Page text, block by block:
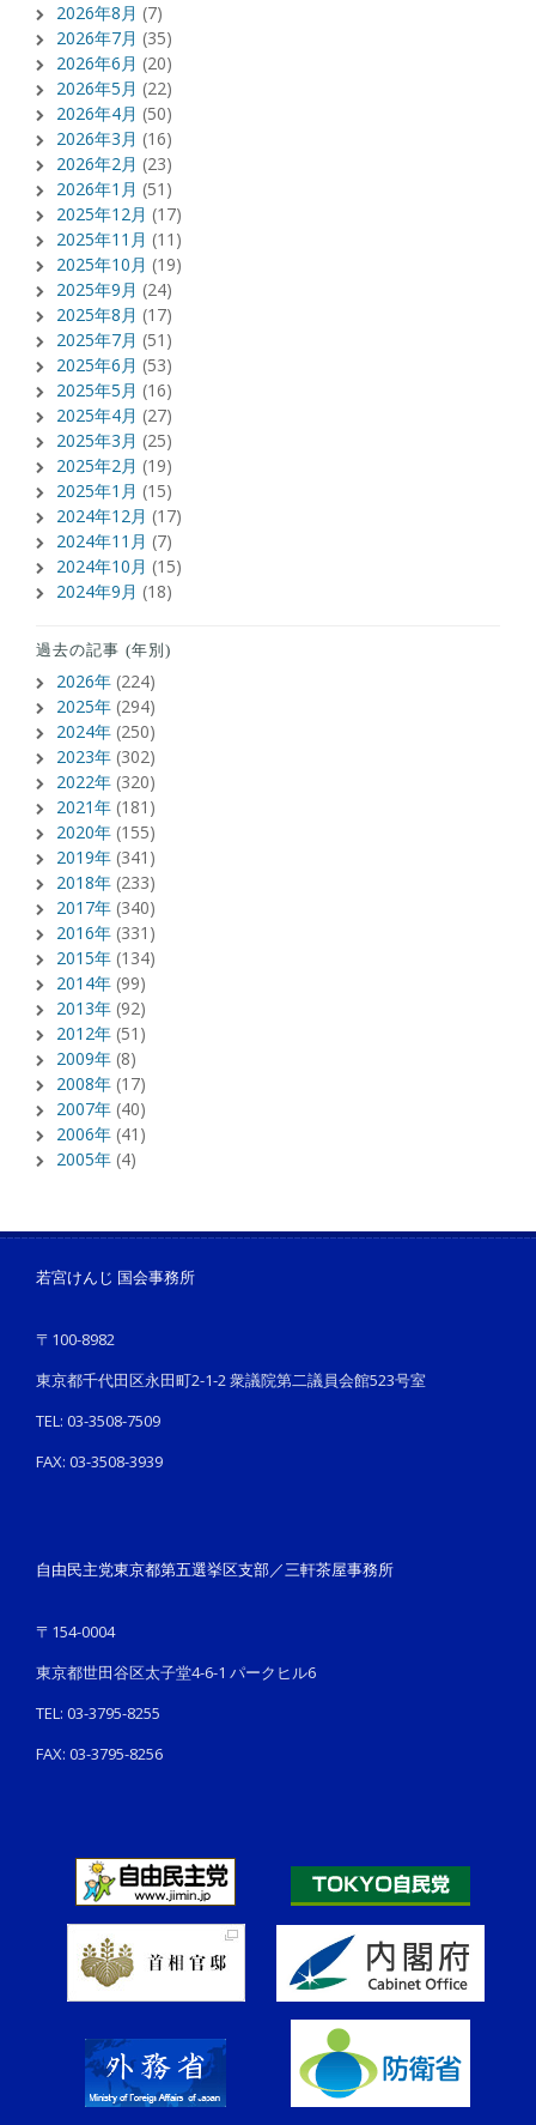
2026年8月 (7)
2026年7月 (35)
2026年6月 (20)
2026年5月 (22)
2026年4月 (50)
2026年3月 (16)
2026年2月 (23)
2026年1月 (51)
2025年12月 (17)
2025年11月 (11)
2025年10月 (19)
2025年9月 (24)
2025年8月 (17)
2025年7月 (51)
2025年6月 (53)
2025年5月 (16)
2025年4月 (27)
2025年3月 (25)
2025年2月 (19)
2025年1月 (15)
2024年12月 (17)
2024年11月 (7)
2024年10月 (15)
2024年9月 (18)
過去の記事 (年別)
2026年 (224)
2025年 (294)
2024年 (250)
2023年 (302)
2022年 (320)
2021年 (181)
2020年 (155)
2019年 (341)
2018年 (233)
2017年 (340)
2016年 (331)
2015年 (134)
2014年 (99)
2013年 (92)
2012年 (51)
2009年 (8)
2008年 (17)
2007年 (40)
2006年 (41)
2005年 (4)
若宮けんじ 国会事務所
〒100-8982
東京都千代田区永田町2-1-2 衆議院第二議員会館523号室
TEL: 03-3508-7509
FAX: 03-3508-3939
自由民主党東京都第五選挙区支部／三軒茶屋事務所
〒154-0004
東京都世田谷区太子堂4-6-1 パークヒル6
TEL: 03-3795-8255
FAX: 03-3795-8256